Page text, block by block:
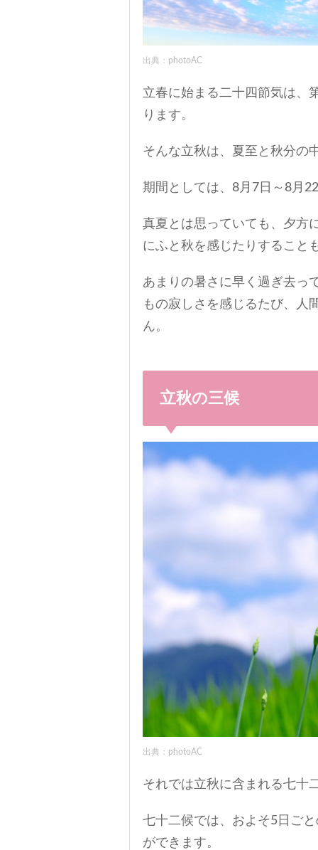
出典：photoAC
立春に始まる二十四節気は、
ります。
そんな立秋は、夏至と秋分の
期間としては、8月7日～8月
真夏とは思っていても、夕方
にふと秋を感じたりすること
あまりの暑さに早く過ぎ去っ
もの寂しさを感じるたび、人
ん。
立秋の三候
出典：photoAC
それでは立秋に含まれる七十
七十二候では、およそ5日ご
ができます。